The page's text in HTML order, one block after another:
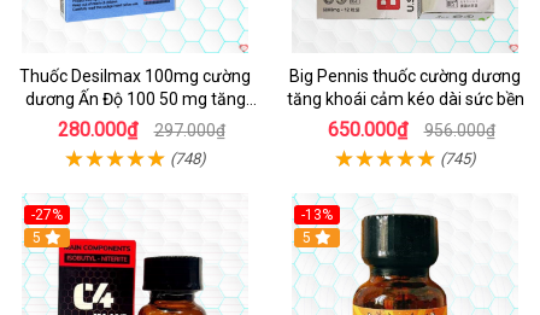
Thuốc Desilmax 100mg cường
dương Ấn Độ 100 50 mg tăng
sinh lý tốt nhất
280.000₫ 297.000₫
(748)
Big Pennis thuốc cường dương
tăng khoái cảm kéo dài sức bền
650.000₫ 956.000₫
(745)
-27%
5
-13%
5